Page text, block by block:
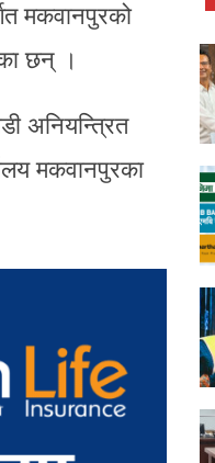
मकवानपुरको
छन् ।
अनियन्त्रित
मकवानपुरका